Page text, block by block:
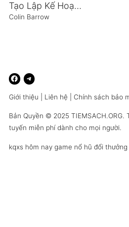
Tạo Lập Kế Hoạch Kinh Doanh Hoàn Hảo
Colin Barrow
Giới thiệu Liên hệ Chính sách bảo
Bản Quyền © 2025 TIEMSACH.ORG.
tuyến miễn phí dành cho mọi người.
kqxs hôm nay game nổ hũ đổi thưởng